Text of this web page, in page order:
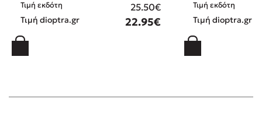
Τιμή εκδότη 25.50€
Τιμή dioptra.gr 22.95€
Τιμή εκδότη
Τιμή dioptra.gr